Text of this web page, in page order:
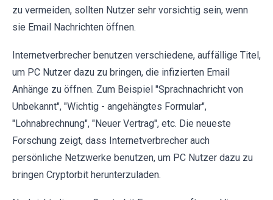
zu vermeiden, sollten Nutzer sehr vorsichtig sein, wenn
sie Email Nachrichten öffnen.
Internetverbrecher benutzen verschiedene, auffällige Titel,
um PC Nutzer dazu zu bringen, die infizierten Email
Anhänge zu öffnen. Zum Beispiel "Sprachnachricht von
Unbekannt", "Wichtig - angehängtes Formular",
"Lohnabrechnung", "Neuer Vertrag", etc. Die neueste
Forschung zeigt, dass Internetverbrecher auch
persönliche Netzwerke benutzen, um PC Nutzer dazu zu
bringen Cryptorbit herunterzuladen.